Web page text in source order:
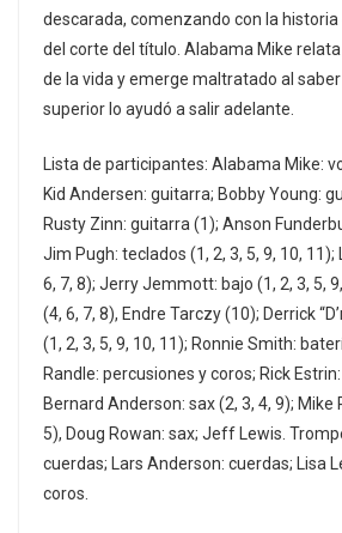
descarada, comenzando con la
del corte del título. Alabama Mike
de la vida y emerge maltratado al
superior lo ayudó a salir adelante.
Lista de participantes: Alabama Mike:
Kid Andersen: guitarra; Bobby Young:
Rusty Zinn: guitarra (1); Anson
Jim Pugh: teclados (1, 2, 3, 5, 9, 10,
6, 7, 8); Jerry Jemmott: bajo (1, 2, 3, 5,
(4, 6, 7, 8), Endre Tarczy (10); Derrick
(1, 2, 3, 5, 9, 10, 11); Ronnie Smith:
Randle: percusiones y coros; Rick
Bernard Anderson: sax (2, 3, 4, 9); Mike
5), Doug Rowan: sax; Jeff Lewis.
cuerdas; Lars Anderson: cuerdas; Lisa
coros.